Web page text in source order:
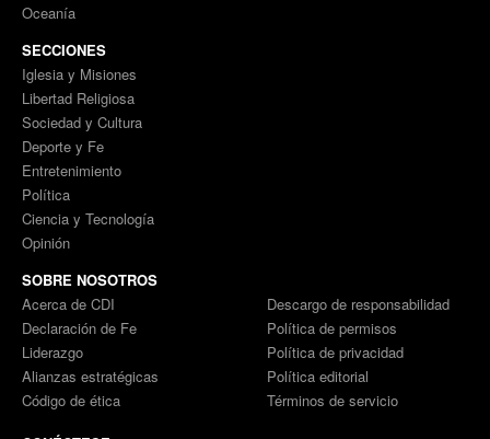
Oceanía
SECCIONES
Iglesia y Misiones
Libertad Religiosa
Sociedad y Cultura
Deporte y Fe
Entretenimiento
Política
Ciencia y Tecnología
Opinión
SOBRE NOSOTROS
Acerca de CDI
Declaración de Fe
Liderazgo
Alianzas estratégicas
Código de ética
Descargo de responsabilidad
Política de permisos
Política de privacidad
Política editorial
Términos de servicio